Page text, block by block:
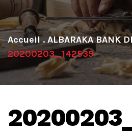
. ALBARAKA BANK
20200203_142539